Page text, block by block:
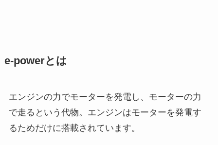
e-powerとは
エンジンの力でモーターを発電し、モーターの力
で走るという代物。エンジンはモーターを発電す
るためだけに搭載されています。